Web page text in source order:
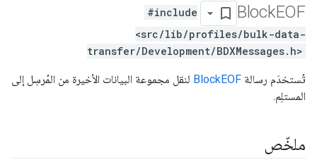
BlockEOF
#include
<src/lib/profiles/bulk-data-
transfer/Development/BDXMessages.h>
تُستخدَم رسالة BlockEOF لنقل مجموعة البيانات الأخيرة من المُرسِل إلى
المستلِم.
ملخّص